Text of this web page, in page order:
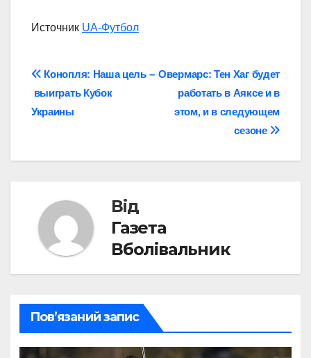
Источник UA-Футбол
Навігація
записів
Овермарс: Тен Хаг будет
работать в Аяксе и в
этом, и в следующем
сезоне
Конопля: Наша цель –
выиграть Кубок
Украины
Від
Газета
Вболівальник
Пов’язаний запис